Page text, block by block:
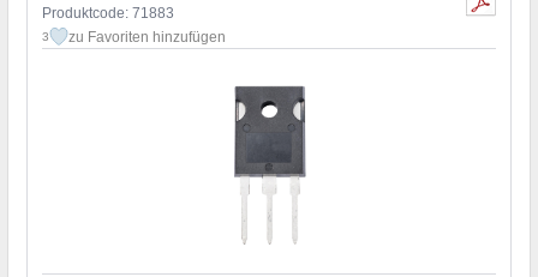
Produktcode: 71883
3 zu Favoriten hinzufügen